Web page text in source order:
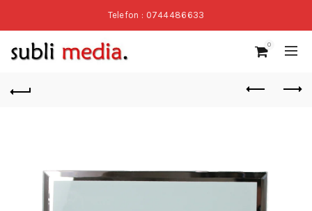
Telefon : 0744486633
0